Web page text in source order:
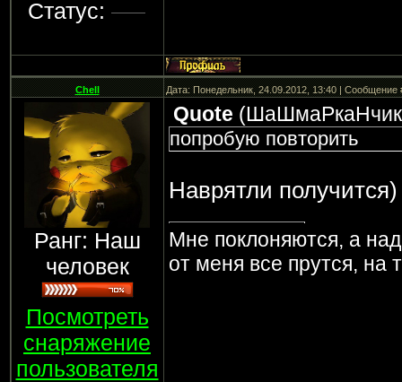
Статус:
Chell Дата: Понедельник, 24.09.2012, 13:40 | Сообщение
Ранг: Наш
человек
Посмотреть
снаряжение
пользователя
Quote (ШаШмаРкаНчик
попробую повторить
Наврятли получится)
Мне поклоняются, а
от меня все прутся, на